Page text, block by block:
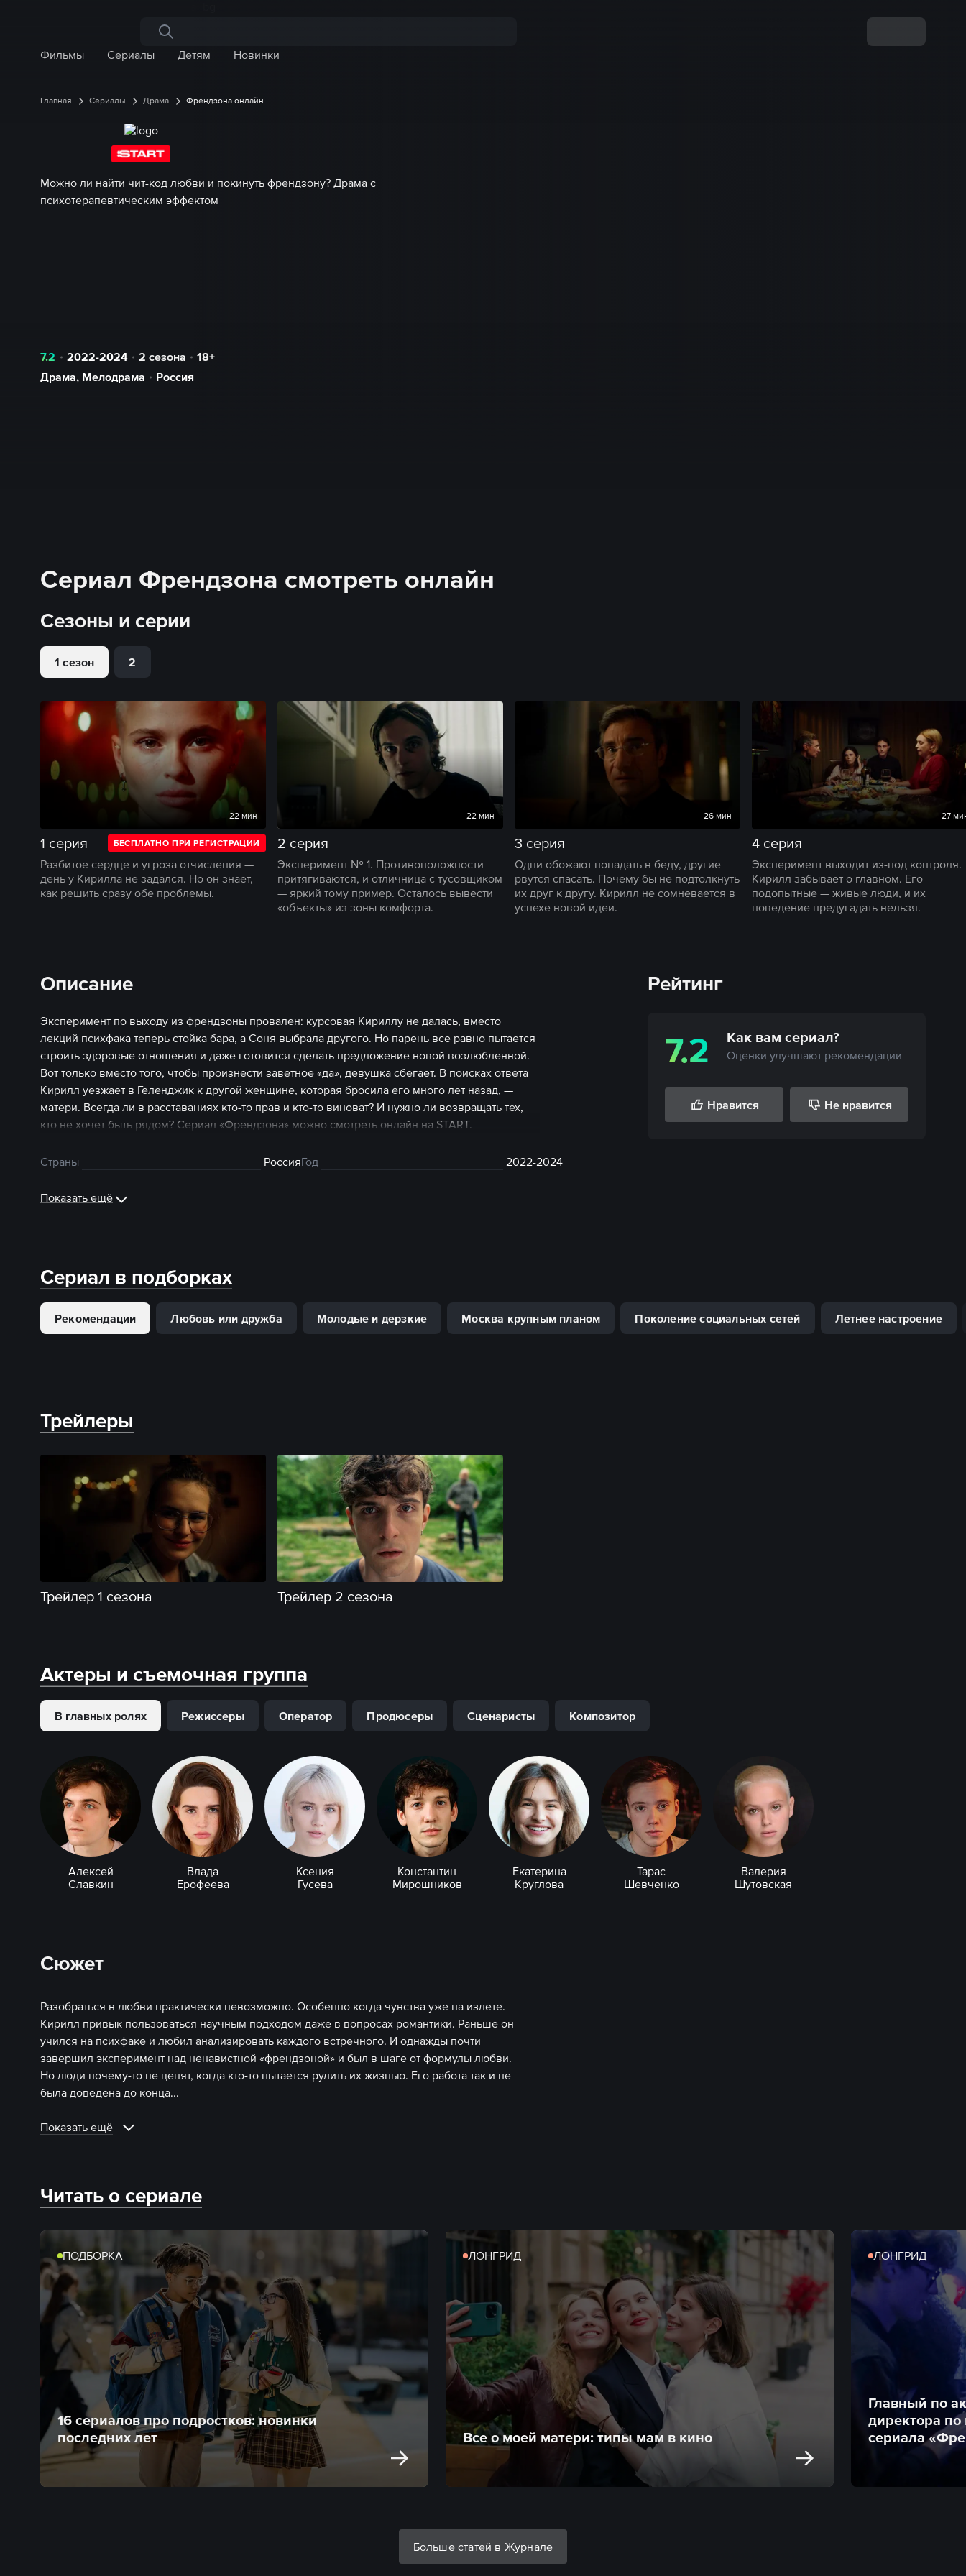
Поиск по сайту
Фильмы
Сериалы Детям Новинки
Главная Сериалы Драма Френдзона онлайн
Можно ли найти чит-код любви и покинуть френдзону? Драма с
психотерапевтическим эффектом
7.2 2022-2024 2 сезона
18+
Драма, Мелодрама Россия
Сериал Френдзона смотреть онлайн
Сезоны и серии
1 сезон 2
22 мин
1 серия БЕСПЛАТНО ПРИ РЕГИСТРАЦИИ
Разбитое сердце и угроза отчисления —
день у Кирилла не задался. Но он знает,
как решить сразу обе проблемы.
22 мин
2 серия
Эксперимент № 1. Противоположности
притягиваются, и отличница с тусовщиком
— яркий тому пример. Осталось вывести
«объекты» из зоны комфорта.
26 мин
3 серия
Одни обожают попадать в беду, другие
рвутся спасать. Почему бы не подтолкнуть
их друг к другу. Кирилл не сомневается в
успехе новой идеи.
27
4 серия
Эксперимент выходит из-под контроля.
Кирилл забывает о главном. Его
подопытные — живые люди, и их
поведение предугадать нельзя.
Описание
Эксперимент по выходу из френдзоны провален: курсовая Кириллу не далась, вместо
лекций психфака теперь стойка бара, а Соня выбрала другого. Но парень все равно пытается
строить здоровые отношения и даже готовится сделать предложение новой возлюбленной.
Вот только вместо того, чтобы произнести заветное «да», девушка сбегает. В поисках ответа
Кирилл уезжает в Геленджик к другой женщине, которая бросила его много лет назад, —
матери. Всегда ли в расставаниях кто-то прав и кто-то виноват? И нужно ли возвращать тех,
кто не хочет быть рядом? Сериал «Френдзона» можно смотреть онлайн на START.
Страны РоссияГод 2022-2024
Показать ещё
Рейтинг
7.2 Как вам сериал?
Оценки улучшают рекомендации
Нравится Не нравится
Сериал в подборках
Рекомендации Любовь или дружба Молодые и дерзкие Москва крупным планом Поколение социальных сетей Летнее настроение
Трейлеры
Трейлер 1 сезона Трейлер 2 сезона
Актеры и съемочная группа
В главных ролях Режиссеры Оператор Продюсеры Сценаристы Композитор
Алексей
Славкин
Влада
Ерофеева
Ксения
Гусева
Константин
Мирошников
Екатерина
Круглова
Тарас
Шевченко
Валерия
Шутовская
Сюжет
​​Разобраться в любви практически невозможно. Особенно когда чувства уже на излете.
Кирилл привык пользоваться научным подходом даже в вопросах романтики. Раньше он
учился на психфаке и любил анализировать каждого встречного. И однажды почти
завершил эксперимент над ненавистной «френдзоной» и был в шаге от формулы любви.
Но люди почему-то не ценят, когда кто-то пытается рулить их жизнью. Его работа так и не
была доведена до конца...
Показать ещё
Читать о сериале
ПОДБОРКА
16 сериалов про подростков: новинки
последних лет
ЛОНГРИД
Все о моей матери: типы мам в кино
ЛОНГРИД
Главный по
директора
сериала
Больше статей в Журнале